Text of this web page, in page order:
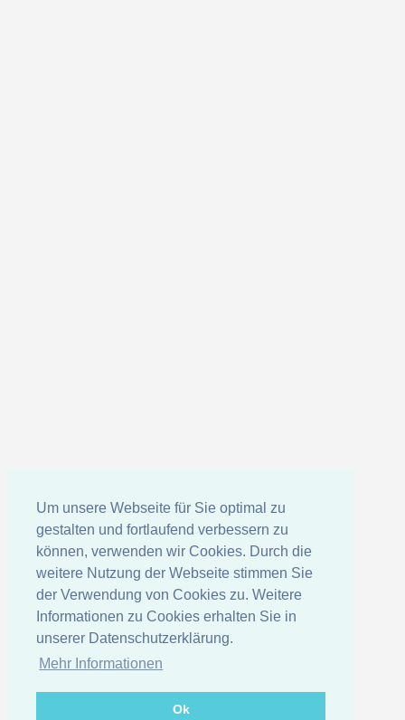
Um unsere Webseite für Sie optimal zu
gestalten und fortlaufend verbessern zu
können, verwenden wir Cookies. Durch die
weitere Nutzung der Webseite stimmen Sie
der Verwendung von Cookies zu. Weitere
Informationen zu Cookies erhalten Sie in
unserer Datenschutzerklärung.
Mehr Informationen
Ok